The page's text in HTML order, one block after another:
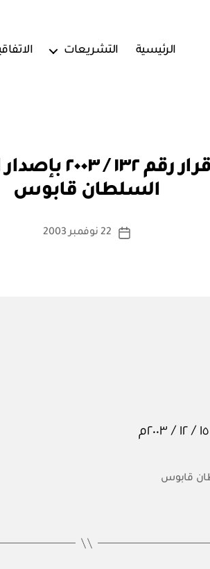
الرئيسية التشريعات
جامعة السلطان
السلطان قابوس
كاتب
بو
ا
س
ة
تاريخ
22 نوفمبر 2003
قابوس